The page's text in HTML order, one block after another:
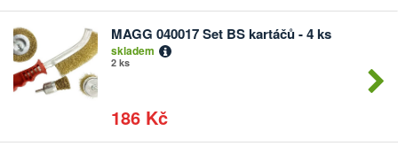
MAGG 040017 Set BS kartáčů - 4 ks
skladem
2 ks
186 Kč
Počet
kusů